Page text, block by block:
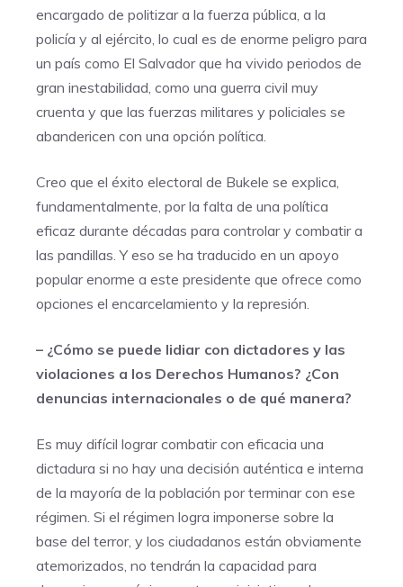
encargado de politizar a la fuerza pública, a la
policía y al ejército, lo cual es de enorme peligro para
un país como El Salvador que ha vivido periodos de
gran inestabilidad, como una guerra civil muy
cruenta y que las fuerzas militares y policiales se
abandericen con una opción política.
Creo que el éxito electoral de Bukele se explica,
fundamentalmente, por la falta de una política
eficaz durante décadas para controlar y combatir a
las pandillas. Y eso se ha traducido en un apoyo
popular enorme a este presidente que ofrece como
opciones el encarcelamiento y la represión.
– ¿Cómo se puede lidiar con dictadores y las
violaciones a los Derechos Humanos? ¿Con
denuncias internacionales o de qué manera?
Es muy difícil lograr combatir con eficacia una
dictadura si no hay una decisión auténtica e interna
de la mayoría de la población por terminar con ese
régimen. Si el régimen logra imponerse sobre la
base del terror, y los ciudadanos están obviamente
atemorizados, no tendrán la capacidad para